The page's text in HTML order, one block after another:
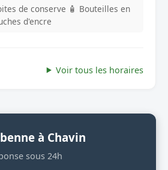
de conserve 🧴 Bouteilles en
d'encre
Voir tous les horaires
à Chavin
sous 24h